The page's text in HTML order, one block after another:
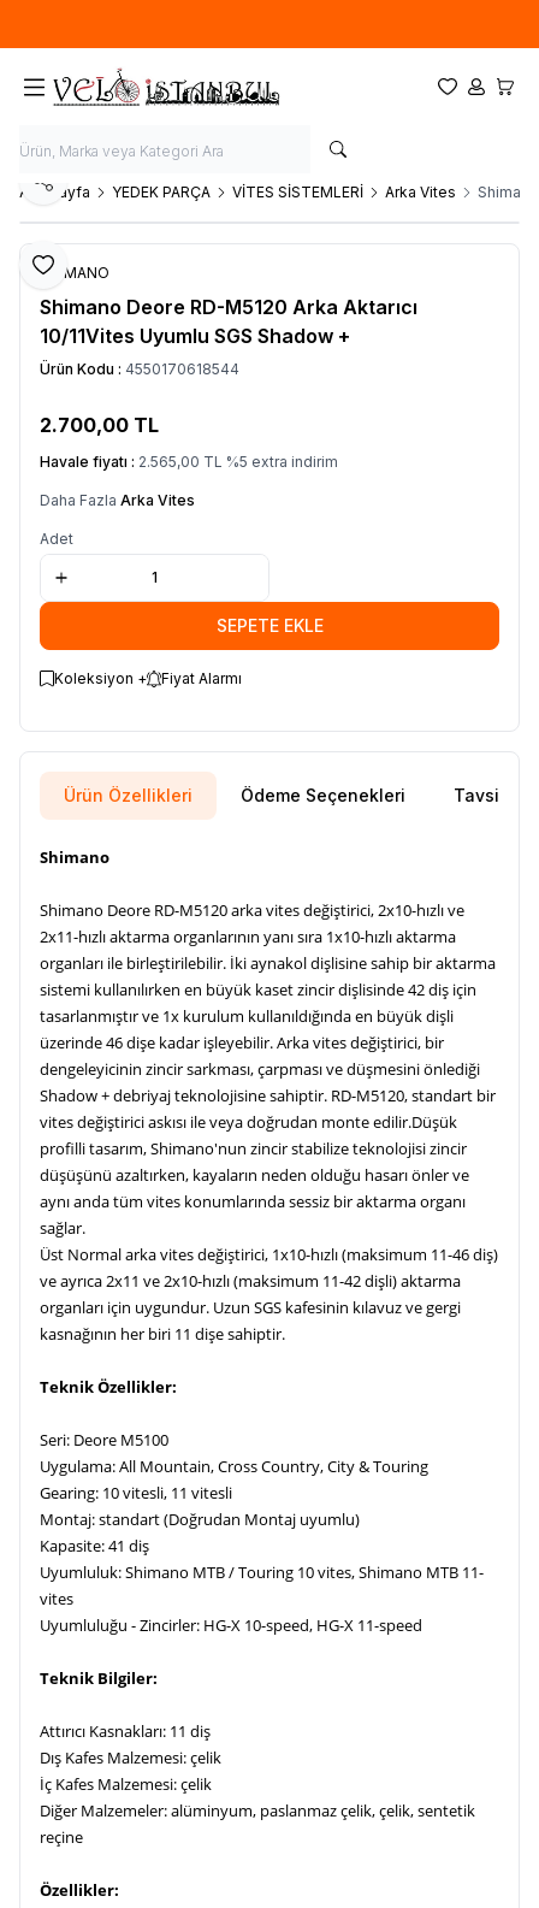
Favorilerim
Hesabım
Ana Sayfa YEDEK PARÇA VİTES SİSTEMLERİ Arka Vites
Favoriye Ekle
Paylaş
SHIMANO
Shimano Deore RD-M5120 Arka Aktarıcı
10/11Vites Uyumlu SGS Shadow +
Ürün Kodu : 4550170618544
2.700,00 TL
Havale fiyatı : 2.565,00 TL %5 extra indirim
Daha Fazla Arka Vites
Adet
SEPETE EKLE
Koleksiyon + Fiyat Alarmı
Ürün Özellikleri Ödeme Seçenekleri Tavsiye Et
Shimano
Shimano Deore RD-M5120 arka vites değiştirici, 2x10-hızlı ve
2x11-hızlı aktarma organlarının yanı sıra 1x10-hızlı aktarma
organları ile birleştirilebilir. İki aynakol dişlisine sahip bir aktarma
sistemi kullanılırken en büyük kaset zincir dişlisinde 42 diş için
tasarlanmıştır ve 1x kurulum kullanıldığında en büyük dişli
üzerinde 46 dişe kadar işleyebilir. Arka vites değiştirici, bir
dengeleyicinin zincir sarkması, çarpması ve düşmesini önlediği
Shadow + debriyaj teknolojisine sahiptir. RD-M5120, standart bir
vites değiştirici askısı ile veya doğrudan monte edilir.Düşük
profilli tasarım, Shimano'nun zincir stabilize teknolojisi zincir
düşüşünü azaltırken, kayaların neden olduğu hasarı önler ve
aynı anda tüm vites konumlarında sessiz bir aktarma organı
sağlar.
Üst Normal arka vites değiştirici, 1x10-hızlı (maksimum 11-46 diş)
ve ayrıca 2x11 ve 2x10-hızlı (maksimum 11-42 dişli) aktarma
organları için uygundur. Uzun SGS kafesinin kılavuz ve gergi
kasnağının her biri 11 dişe sahiptir.
Teknik Özellikler:
Seri: Deore M5100
Uygulama: All Mountain, Cross Country, City & Touring
Gearing: 10 vitesli, 11 vitesli
Montaj: standart (Doğrudan Montaj uyumlu)
Kapasite: 41 diş
Uyumluluk: Shimano MTB / Touring 10 vites, Shimano MTB 11-
vites
Uyumluluğu - Zincirler: HG-X 10-speed, HG-X 11-speed
Teknik Bilgiler:
Attırıcı Kasnakları: 11 diş
Dış Kafes Malzemesi: çelik
İç Kafes Malzemesi: çelik
Diğer Malzemeler: alüminyum, paslanmaz çelik, çelik, sentetik
reçine
Özellikler: